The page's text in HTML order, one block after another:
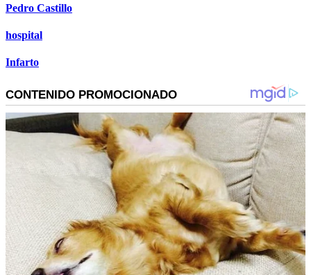
Pedro Castillo
hospital
Infarto